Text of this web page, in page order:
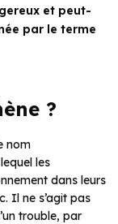
et peut-
par le terme
?
nom
les
dans leurs
Il ne s’agit pas
trouble, par